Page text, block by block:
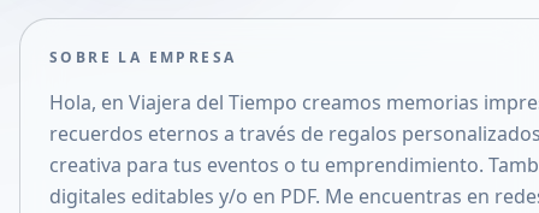
Compartir en X
SOBRE LA EMPRESA
Hola, en Viajera del Tiempo creamos memorias
recuerdos eternos a través de regalos
creativa para tus eventos o tu emprendimiento.
digitales editables y/o en PDF. Me encuentras en